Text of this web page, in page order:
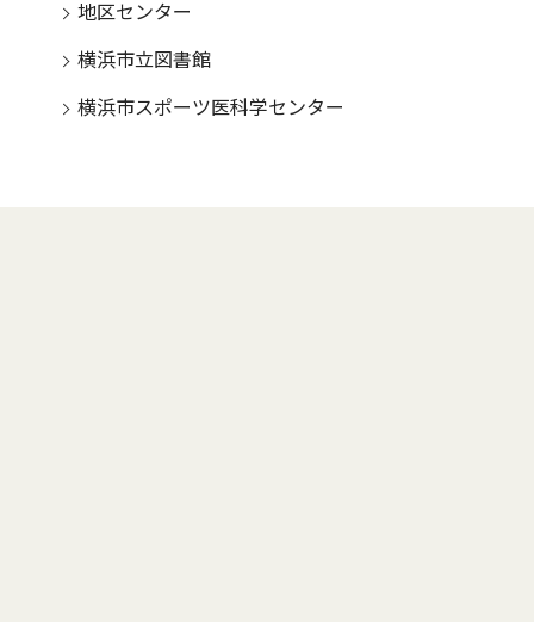
地区センター
横浜市立図書館
横浜市スポーツ医科学センター